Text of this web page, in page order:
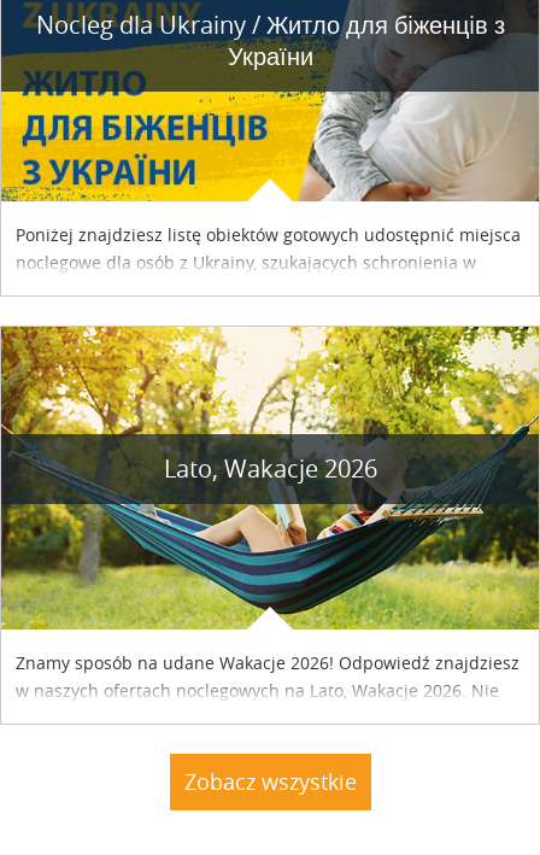
Nocleg dla Ukrainy / Житло для бiженцiв з
України
Poniżej znajdziesz listę obiektów gotowych udostępnić miejsca
noclegowe dla osób z Ukrainy, szukających schronienia w
Lato, Wakacje 2026
Znamy sposób na udane Wakacje 2026! Odpowiedź znajdziesz
w naszych ofertach noclegowych na Lato, Wakacje 2026. Nie
zwlekaj atrakcyjne noclegi czekają...
Zobacz wszystkie